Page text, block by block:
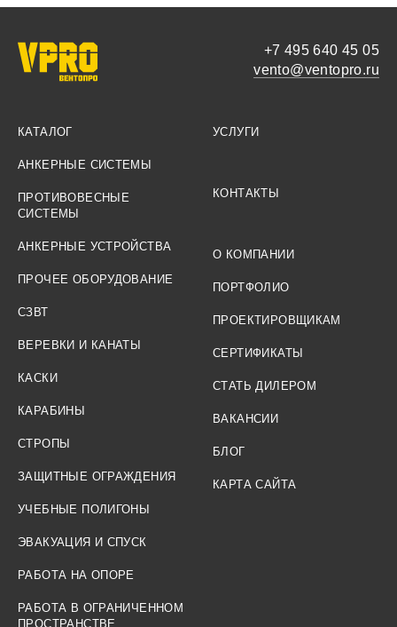
КАТАЛОГ
АНКЕРНЫЕ СИСТЕМЫ
ПРОТИВОВЕСНЫЕ
СИСТЕМЫ
АНКЕРНЫЕ УСТРОЙСТВА
ПРОЧЕЕ ОБОРУДОВАНИЕ
СЗВТ
ВЕРЕВКИ И КАНАТЫ
КАСКИ
КАРАБИНЫ
СТРОПЫ
ЗАЩИТНЫЕ ОГРАЖДЕНИЯ
УЧЕБНЫЕ ПОЛИГОНЫ
ЭВАКУАЦИЯ И СПУСК
РАБОТА НА ОПОРЕ
РАБОТА В ОГРАНИЧЕННОМ
ПРОСТРАНСТВЕ
УСЛУГИ
О КОМПАНИИ
ПОРТФОЛИО
ПРОЕКТИРОВЩИКАМ
СЕРТИФИКАТЫ
СТАТЬ ДИЛЕРОМ
ВАКАНСИИ
БЛОГ
КАРТА САЙТА
КОНТАКТЫ
+7 495 640 45 05
vento@ventopro.ru